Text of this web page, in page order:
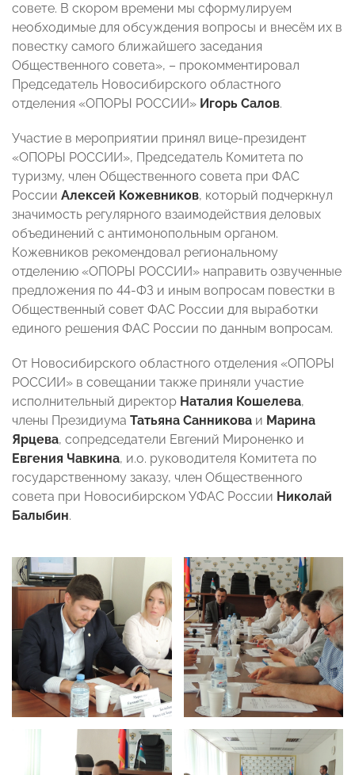
совете. В скором времени мы сформулируем
необходимые для обсуждения вопросы и внесём их в
повестку самого ближайшего заседания
Общественного совета», – прокомментировал
Председатель Новосибирского областного
отделения «ОПОРЫ РОССИИ» Игорь Салов.
Участие в мероприятии принял вице-президент
«ОПОРЫ РОССИИ», Председатель Комитета по
туризму, член Общественного совета при ФАС
России Алексей Кожевников, который подчеркнул
значимость регулярного взаимодействия деловых
объединений с антимонопольным органом.
Кожевников рекомендовал региональному
отделению «ОПОРЫ РОССИИ» направить озвученные
предложения по 44-ФЗ и иным вопросам повестки в
Общественный совет ФАС России для выработки
единого решения ФАС России по данным вопросам.
От Новосибирского областного отделения «ОПОРЫ
РОССИИ» в совещании также приняли участие
исполнительный директор Наталия Кошелева,
члены Президиума Татьяна Санникова и Марина
Ярцева, сопредседатели Евгений Мироненко и
Евгения Чавкина, и.о. руководителя Комитета по
государственному заказу, член Общественного
совета при Новосибирском УФАС России Николай
Балыбин.